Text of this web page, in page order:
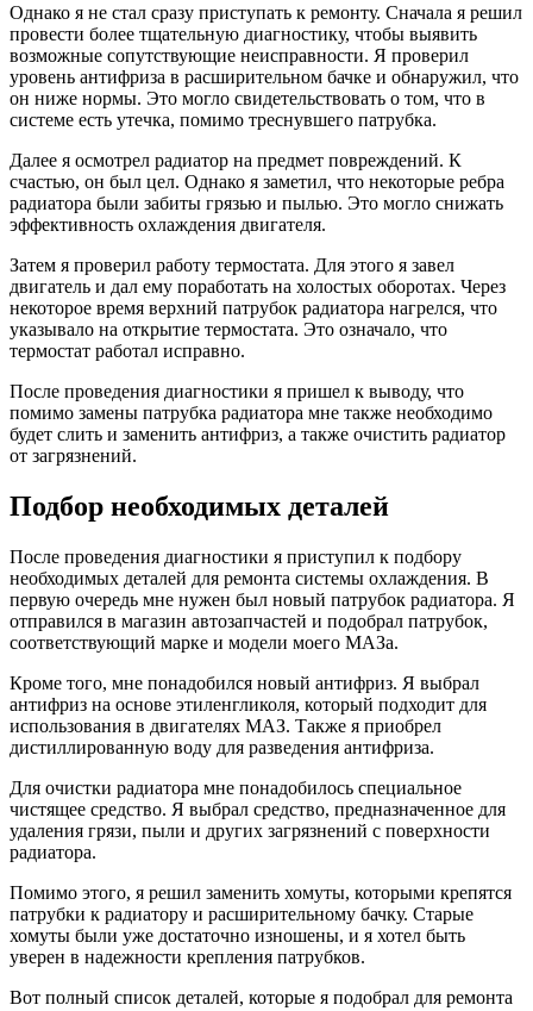
Однако я не стал сразу приступать к ремонту. Сначала я решил
провести более тщательную диагностику, чтобы выявить
возможные сопутствующие неисправности. Я проверил
уровень антифриза в расширительном бачке и обнаружил, что
он ниже нормы. Это могло свидетельствовать о том, что в
системе есть утечка, помимо треснувшего патрубка.
Далее я осмотрел радиатор на предмет повреждений. К
счастью, он был цел. Однако я заметил, что некоторые ребра
радиатора были забиты грязью и пылью. Это могло снижать
эффективность охлаждения двигателя.
Затем я проверил работу термостата. Для этого я завел
двигатель и дал ему поработать на холостых оборотах. Через
некоторое время верхний патрубок радиатора нагрелся, что
указывало на открытие термостата. Это означало, что
термостат работал исправно.
После проведения диагностики я пришел к выводу, что
помимо замены патрубка радиатора мне также необходимо
будет слить и заменить антифриз, а также очистить радиатор
от загрязнений.
Подбор необходимых деталей
После проведения диагностики я приступил к подбору
необходимых деталей для ремонта системы охлаждения. В
первую очередь мне нужен был новый патрубок радиатора. Я
отправился в магазин автозапчастей и подобрал патрубок,
соответствующий марке и модели моего МАЗа.
Кроме того, мне понадобился новый антифриз. Я выбрал
антифриз на основе этиленгликоля, который подходит для
использования в двигателях МАЗ. Также я приобрел
дистиллированную воду для разведения антифриза.
Для очистки радиатора мне понадобилось специальное
чистящее средство. Я выбрал средство, предназначенное для
удаления грязи, пыли и других загрязнений с поверхности
радиатора.
Помимо этого, я решил заменить хомуты, которыми крепятся
патрубки к радиатору и расширительному бачку. Старые
хомуты были уже достаточно изношены, и я хотел быть
уверен в надежности крепления патрубков.
Вот полный список деталей, которые я подобрал для ремонта